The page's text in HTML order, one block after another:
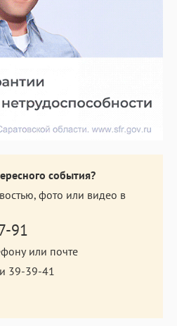
события?
фото или видео в
91
или почте
39-39-41